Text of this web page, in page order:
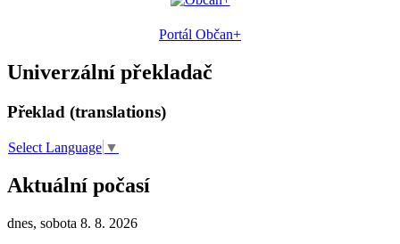
Portál Občan+
Univerzální překladač
Překlad (translations)
Select Language ▼
Aktuální počasí
dnes, sobota 8. 8. 2026